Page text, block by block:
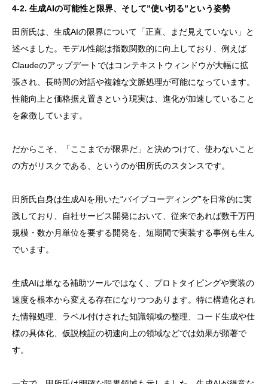
4-2. 生成AIの可能性と限界、そして”使い切る”という姿勢
田所氏は、生成AIの限界について「正直、まだ見えていない」と
述べました。モデル性能は指数関数的に向上しており、例えば
Claudeのアップデートではコンテキストウィンドウが大幅に拡
張され、長時間の対話や複雑な文脈処理が可能になっています。
性能向上と価格据え置きという現実は、進化が加速していること
を象徴しています。
だからこそ、「ここまでが限界だ」と決めつけて、使わないこと
の方がリスクである、というのが田所氏のスタンスです。
田所氏自身は生成AIを用いた“バイブコーディング”を日常的に実
践しており、自社サービス開発において、従来であれば数千万円
規模・数か月単位を要する開発を、短期間で実装する事例も生ん
でいます。
生成AIは単なる補助ツールではなく、プロトタイピングや実装の
速度を根本から変える存在になりつつあります。特に構造化され
た情報処理、ラベル付けされた知識領域の整理、コード生成や仕
様の具体化、仮説検証の初速向上の領域などでは効果が顕著で
す。